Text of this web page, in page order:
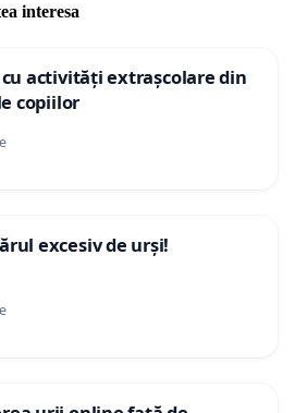
interesa
activități extrașcolare din
copiilor
excesiv de urși!